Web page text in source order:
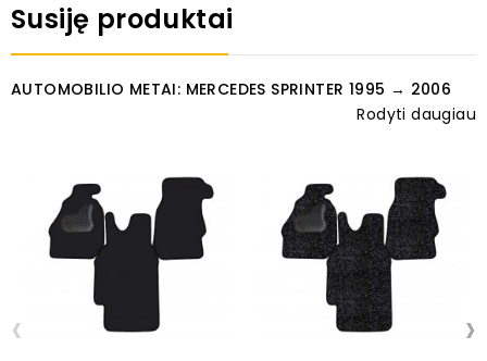
Susiję produktai
AUTOMOBILIO METAI: MERCEDES SPRINTER 1995 → 2006
Rodyti daugiau
‹ ›